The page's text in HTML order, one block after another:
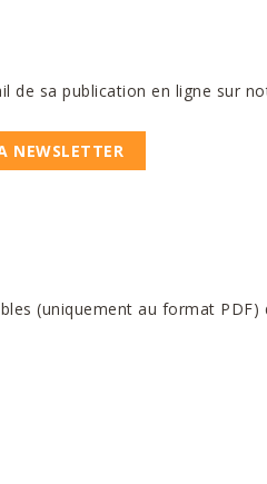
de sa publication en ligne sur
NEWSLETTER
(uniquement au format PDF)